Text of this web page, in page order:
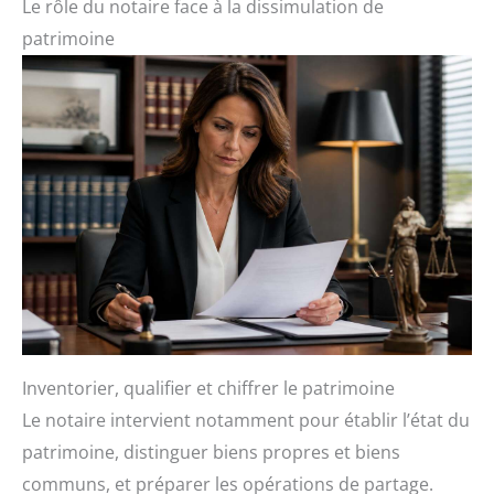
Le rôle du notaire face à la dissimulation de
patrimoine
Inventorier, qualifier et chiffrer le patrimoine
Le notaire intervient notamment pour établir l’état du
patrimoine, distinguer biens propres et biens
communs, et préparer les opérations de partage.